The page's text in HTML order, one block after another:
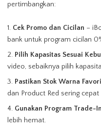
pertimbangkan:
Cek Promo dan Cicilan –
bank untuk program cicilan
Pilih Kapasitas Sesuai
video, sebaiknya pilih
Pastikan Stok Warna
dan Product Red sering cepat
Gunakan Program Trade-In
lebih hemat.